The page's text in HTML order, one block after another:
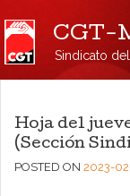
CGT-
Sindicato
Hoja del
(Sección
POSTED ON 2023-